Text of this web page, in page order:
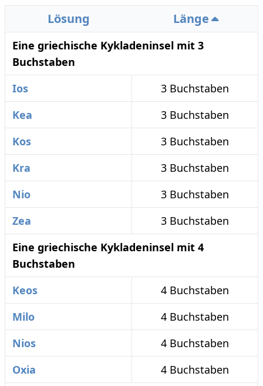
Lösung Länge
Eine griechische Kykladeninsel mit 3
Buchstaben
Ios
3 Buchstaben
Kea
3 Buchstaben
Kos
3 Buchstaben
Kra
3 Buchstaben
Nio
3 Buchstaben
Zea
3 Buchstaben
Eine griechische Kykladeninsel mit 4
Buchstaben
Keos
4 Buchstaben
Milo
4 Buchstaben
Nios
4 Buchstaben
Oxia
4 Buchstaben